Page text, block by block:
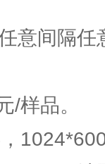
意间隔任
/样品。